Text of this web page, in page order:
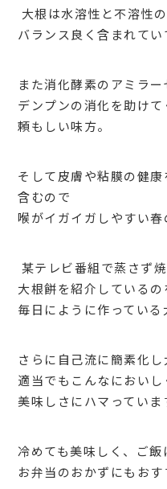
大根は水溶性と不溶性
バランス良く含まれてい
また消化酵素のアミラー
デンプンの消化を助け
頼もしい味方。
そして皮膚や粘膜の健
含むので
喉がイガイガしやすい
某テレビ番組で蒸さず
大根餅を紹介しているの
毎日にように作っている
さらに自己流に簡素化し
適当でもこんなにおい
美味しさにハマっていま
冷めても美味しく、ご飯
お弁当のおかずにもおす